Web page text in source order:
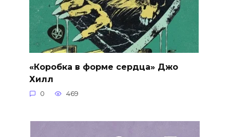
«Коробка в форме сердца» Джо
Хилл
0 469